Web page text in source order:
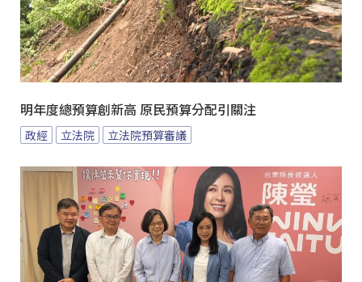
明年度總預算創新高 原民預算分配引關注
政經 立法院 立法院預算審議